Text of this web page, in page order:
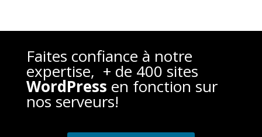
Faites confiance à notre
expertise, + de 400 sites
WordPress en fonction sur
nos serveurs!